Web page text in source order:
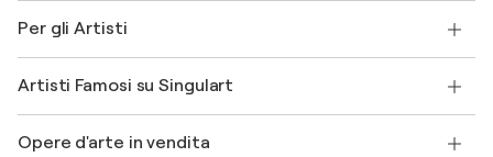
Offri una carta regalo
Partecipa al nostro programma commerciale
Il mio account
Protezione acquirente
+39 694500608
FAQ
Magazine di Singulart
Lavori
Scopri arte originale selezionata
Per gli Artisti
Accedi come Artista
Artisti Famosi su Singulart
Marc Chagall
Opere d'arte in vendita